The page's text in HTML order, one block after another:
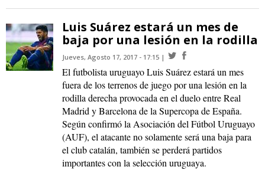
Luis Suárez estará un mes de
baja por una lesión en la rodilla
Jueves, Agosto 17, 2017 - 17:15
El futbolista uruguayo Luis Suárez estará un mes
fuera de los terrenos de juego por una lesión en la
rodilla derecha provocada en el duelo entre Real
Madrid y Barcelona de la Supercopa de España.
Según confirmó la Asociación del Fútbol Uruguayo
(AUF), el atacante no solamente será una baja para
el club catalán, también se perderá partidos
importantes con la selección uruguaya.